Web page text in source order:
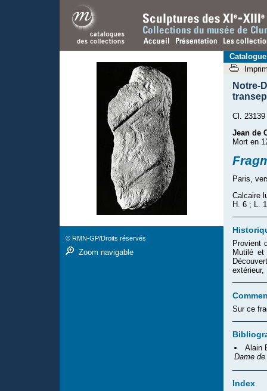
Notre-
Cl. 23139
Jean de
Mort en
Paris,
Calcaire
H. 6 ; L.
Provient
Mutilé et
extérieur,
Sur ce
Alain
Dame
Index
© RMN-GP/Droits réservés
Zoom navigable
Catalogue